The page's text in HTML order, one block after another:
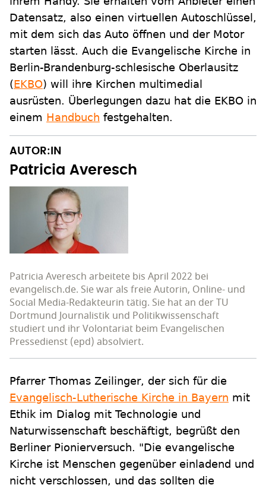
Datensatz, also einen virtuellen Autoschlüssel,
mit dem sich das Auto öffnen und der Motor
starten lässt. Auch die Evangelische Kirche in
Berlin-Brandenburg-schlesische Oberlausitz
(EKBO) will ihre Kirchen multimedial
ausrüsten. Überlegungen dazu hat die EKBO in
einem Handbuch festgehalten.
AUTOR:IN
Patricia Averesch
Patricia Averesch arbeitete bis April 2022 bei
evangelisch.de. Sie war als freie Autorin, Online- und
Social Media-Redakteurin tätig. Sie hat an der TU
Dortmund Journalistik und Politikwissenschaft
studiert und ihr Volontariat beim Evangelischen
Pressedienst (epd) absolviert.
Pfarrer Thomas Zeilinger, der sich für die
Evangelisch-Lutherische Kirche in Bayern mit
Ethik im Dialog mit Technologie und
Naturwissenschaft beschäftigt, begrüßt den
Berliner Pionierversuch. "Die evangelische
Kirche ist Menschen gegenüber einladend und
nicht verschlossen, und das sollten die